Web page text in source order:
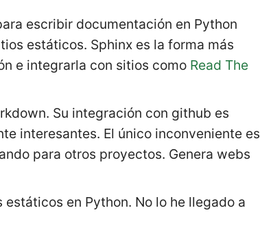
escribir documentación en Python
estáticos. Sphinx es la forma más
e integrarla con sitios como Read The
Su integración con github es
interesantes. El único inconveniente es
para otros proyectos. Genera webs
estáticos en Python. No lo he llegado a